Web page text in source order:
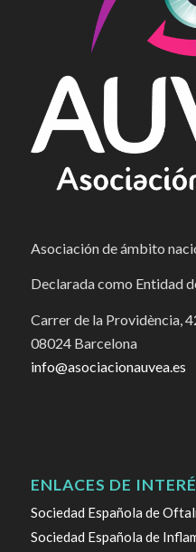
Asociación de ámbito
Declarada como Entidad
Carrer de la Providència,
08024 Barcelona
info@asociacionauvea.es
ENLACES DE
Sociedad Española de
Sociedad Española de